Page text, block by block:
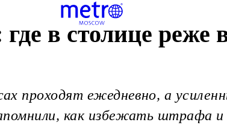
в столице реже
проходят ежедневно, а
как избежать штрафа и